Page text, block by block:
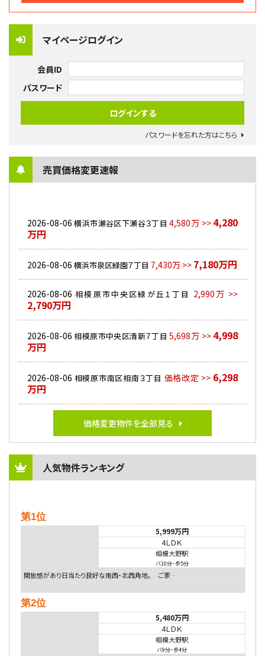
マイページログイン
会員ID
パスワード
パスワードを忘れた方はこちら
売買価格変更速報
2026-08-06 横浜市瀬谷区下瀬谷３丁目 4,580万 >> 4,280
万円
2026-08-06 横浜市泉区緑園７丁目 7,430万 >> 7,180万円
2026-08-06 相模原市中央区緑が丘１丁目 2,990万 >>
2,790万円
2026-08-06 相模原市中央区清新７丁目 5,698万 >> 4,998
万円
2026-08-06 相模原市南区相南３丁目 価格改定 >> 6,298
万円
価格変更物件を全部見る
人気物件ランキング
第1位
5,999万円
4ＬＤＫ
相模大野駅
バ10分・歩5分
開放感があり日当たり良好な南西・北西角地。 ご家…
第2位
5,480万円
4ＬＤＫ
相模大野駅
バ9分・歩4分